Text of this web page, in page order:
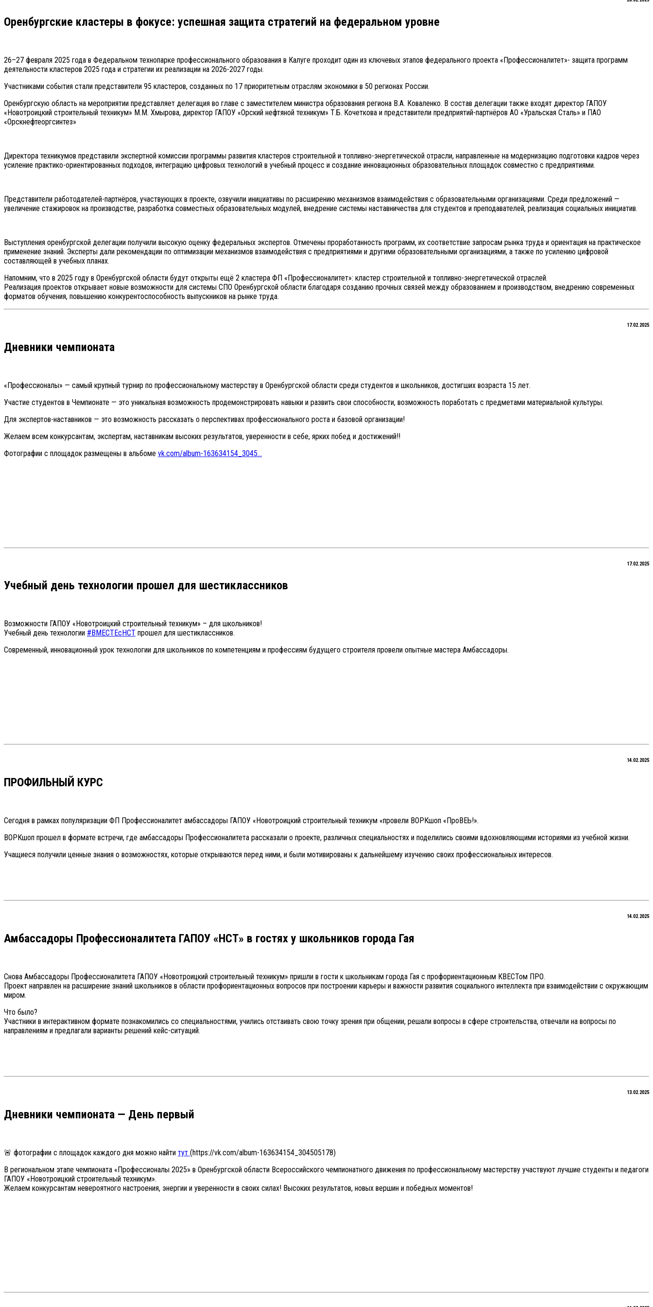
Оренбургские кластеры в фокусе: успешная защита стратегий на федеральном уровне
26–27 февраля 2025 года в Федеральном технопарке профессионального образования в Калуге проходит один из ключевых этапов федерального проекта «Профессионалитет»- защита программ
деятельности кластеров 2025 года и стратегии их реализации на 2026-2027 годы.
Участниками события стали представители 95 кластеров, созданных по 17 приоритетным отраслям экономики в 50 регионах России.
Оренбургскую область на мероприятии представляет делегация во главе с заместителем министра образования региона В.А. Коваленко. В состав делегации также входят директор ГАПОУ
«Новотроицкий строительный техникум» М.М. Хмырова, директор ГАПОУ «Орский нефтяной техникум» Т.Б. Кочеткова и представители предприятий-партнёров АО «Уральская Сталь» и ПАО
«Орскнефтеоргсинтез»
Директора техникумов представили экспертной комиссии программы развития кластеров строительной и топливно-энергетической отрасли, направленные на модернизацию подготовки кадров через
усиление практико-ориентированных подходов, интеграцию цифровых технологий в учебный процесс и создание инновационных образовательных площадок совместно с предприятиями.
Представители работодателей-партнёров, участвующих в проекте, озвучили инициативы по расширению механизмов взаимодействия с образовательными организациями. Среди предложений —
увеличение стажировок на производстве, разработка совместных образовательных модулей, внедрение системы наставничества для студентов и преподавателей, реализация социальных инициатив.
Выступления оренбургской делегации получили высокую оценку федеральных экспертов. Отмечены проработанность программ, их соответствие запросам рынка труда и ориентация на практическое
применение знаний. Эксперты дали рекомендации по оптимизации механизмов взаимодействия с предприятиями и другими образовательными организациями, а также по усилению цифровой
составляющей в учебных планах.
Напомним, что в 2025 году в Оренбургской области будут открыты ещё 2 кластера ФП «Профессионалитет»: кластер строительной и топливно-энергетической отраслей.
Реализация проектов открывает новые возможности для системы СПО Оренбургской области благодаря созданию прочных связей между образованием и производством, внедрению современных
форматов обучения, повышению конкурентоспособность выпускников на рынке труда.
17.02.2025
Дневники чемпионата
«Профессионалы» — самый крупный турнир по профессиональному мастерству в Оренбургской области среди студентов и школьников, достигших возраста 15 лет.
Участие студентов в Чемпионате — это уникальная возможность продемонстрировать навыки и развить свои способности, возможность поработать с предметами материальной культуры.
Для экспертов-наставников — это возможность рассказать о перспективах профессионального роста и базовой организации!
Желаем всем конкурсантам, экспертам, наставникам высоких результатов, уверенности в себе, ярких побед и достижений!!
️Фотографии с площадок размещены в альбоме vk.com/album-163634154_3045…
17.02.2025
Учебный день технологии прошел для шестиклассников
Возможности ГАПОУ «Новотроицкий строительный техникум» – для школьников!
Учебный день технологии #ВМЕСТЕсНСТ прошел для шестиклассников.
Современный, инновационный урок технологии для школьников по компетенциям и профессиям будущего строителя провели опытные мастера Амбассадоры.
14.02.2025
ПРОФИЛЬНЫЙ КУРС
Сегодня в рамках популяризации ФП Профессионалитет амбассадоры ГАПОУ «Новотроицкий строительный техникум «провели ВОРКшоп «ПроВЕЬ!».
ВОРКшоп прошел в формате встречи, где амбассадоры Профессионалитета рассказали о проекте, различных специальностях и поделились своими вдохновляющими историями из учебной жизни.
Учащиеся получили ценные знания о возможностях, которые открываются перед ними, и были мотивированы к дальнейшему изучению своих профессиональных интересов.
14.02.2025
Амбассадоры Профессионалитета ГАПОУ «НСТ» в гостях у школьников города Гая
Снова Амбассадоры Профессионалитета ГАПОУ «Новотроицкий строительный техникум» пришли в гости к школьникам города Гая с профориентационным КВЕСТом ПРО.
Проект направлен на расширение знаний школьников в области профориентационных вопросов при построении карьеры и важности развития социального интеллекта при взаимодействии с окружающим
миром.
Что было?
Участники в интерактивном формате познакомились со специальностями, учились отстаивать свою точку зрения при общении, решали вопросы в сфере строительства, отвечали на вопросы по
направлениям и предлагали варианты решений кейс-ситуаций.
13.02.2025
Дневники чемпионата — День первый
🚨️ фотографии с площадок каждого дня можно найти тут (https://vk.com/album-163634154_304505178)
В региональном этапе чемпионата «Профессионалы 2025» в Оренбургской области Всероссийского чемпионатного движения по профессиональному мастерству участвуют лучшие студенты и педагоги
ГАПОУ «Новотроицкий строительный техникум».
Желаем конкурсантам невероятного настроения, энергии и уверенности в своих силах! Высоких результатов, новых вершин и победных моментов!